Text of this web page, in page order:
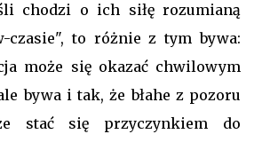
chodzi o ich siłę rozumianą
czasie", to różnie z tym bywa:
może się okazać chwilowym
bywa i tak, że błahe z pozoru
stać się przyczynkiem do